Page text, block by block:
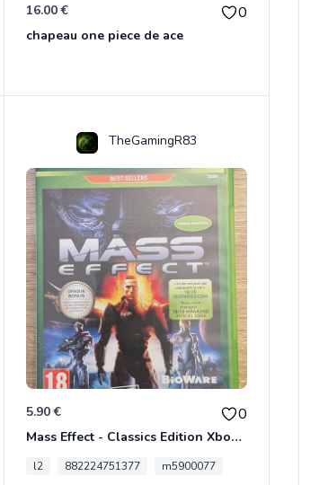
16.00 € 0
chapeau one piece de ace
TheGamingR83
5.90 € 0
Mass Effect - Classics Edition Xbox 360
l2 882224751377 m5900077